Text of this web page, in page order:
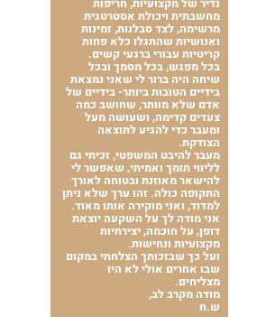
נדיר של מקצועיות, חריפות
מחשבתית ויכולת אסטרטגית
מרשימה, לצד סבלנות, זמינות
ואנושיות שהתגלו כלא פחות
קריטיות עבורי ברגעי קשים.
בכל מפגש, בכל מסמך ובכל
שיחה היה ברור לי שאני נמצאת
בידיים הטובות ביותר- בידיים של
אדם שלא מוותר, שחושב כמה
צעדים קדימה, ושעושה מעל
ומעבר כדי להגיע לתוצאה
הצודקת.
מעבר להיבט המשפטי, זכיתי גם
לליווי תומך ואמיתי, שאפשר לי
להישאר מאוזנת ובטוחה לאורך
התקופה כולה. זהו ערך שלא ניתן
למדוד, ואני מוקירה אותו מאוד.
אני מודה לך על השקעה יוצאת
דופן, על חוכמה, יצירתיות
מקצועיות ונחישות.
ועל כך שבזכותך הצלחתי במקום
שבו אחרים אולי לא היו
מצליחים.
מודה מקרב לב,
ש.ח